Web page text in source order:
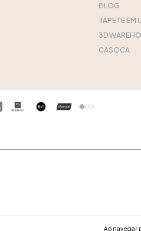
Ao navegar
BLOG
TAPETE EM
3D
CASOCA